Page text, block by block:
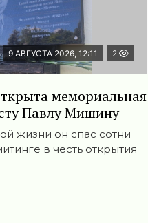
9 АВГУСТА 2026, 12:11 2
мемориальная
Павлу Мишину
жизни он спас сотни
в честь открытия